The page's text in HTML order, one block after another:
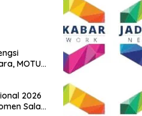
MOTU
2026
Salam